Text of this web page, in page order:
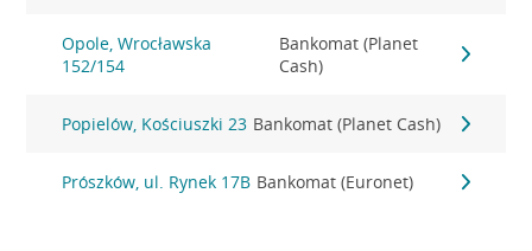
Opole, Wrocławska
152/154
Bankomat (Planet
Cash)
Popielów, Kościuszki 23 Bankomat (Planet Cash)
Prószków, ul. Rynek 17B Bankomat (Euronet)